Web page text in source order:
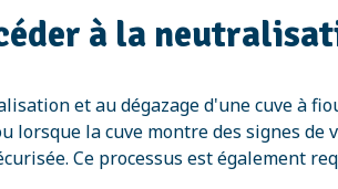
à la
et au dégazage d'une cuve à
lorsque la cuve montre des signes
Ce processus est également